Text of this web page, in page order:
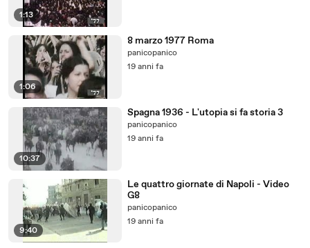
1:13
1:06
8 marzo 1977 Roma
panicopanico
19 anni fa
10:37
Spagna 1936 - L'utopia si fa storia 3
panicopanico
19 anni fa
9:40
Le quattro giornate di Napoli - Video
G8
panicopanico
19 anni fa